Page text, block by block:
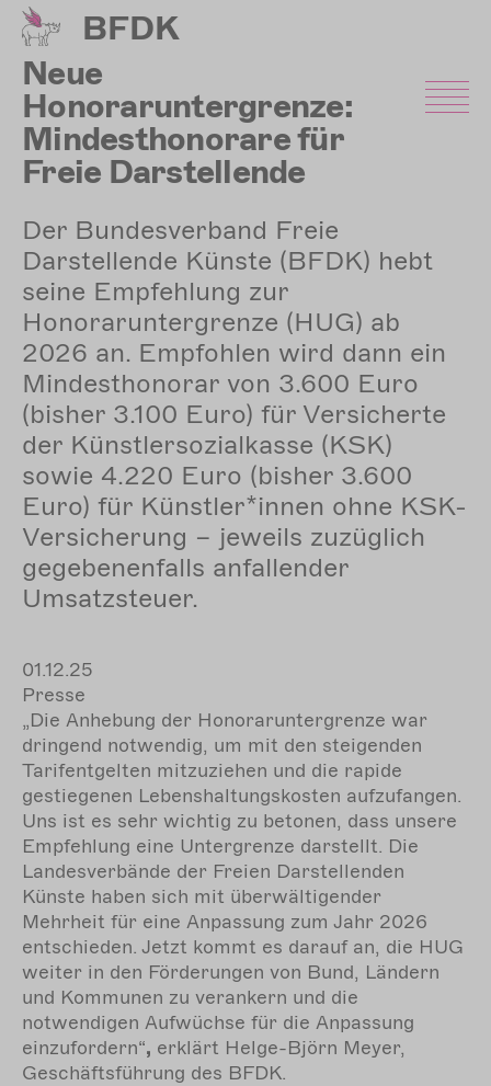
Direkt
zum
Inhalt
BFDK
Neue
Honoraruntergrenze:
Mindesthonorare für
Freie Darstellende
Der Bundesverband Freie
Darstellende Künste (BFDK) hebt
seine Empfehlung zur
Honoraruntergrenze (HUG) ab
2026 an. Empfohlen wird dann ein
Mindesthonorar von 3.600 Euro
(bisher 3.100 Euro) für Versicherte
der Künstlersozialkasse (KSK)
sowie 4.220 Euro (bisher 3.600
Euro) für Künstler*innen ohne KSK-
Versicherung – jeweils zuzüglich
gegebenenfalls anfallender
Umsatzsteuer.
01.12.25
Presse
„Die Anhebung der Honoraruntergrenze war
dringend notwendig, um mit den steigenden
Tarifentgelten mitzuziehen und die rapide
gestiegenen Lebenshaltungskosten aufzufangen.
Uns ist es sehr wichtig zu betonen, dass unsere
Empfehlung eine Untergrenze darstellt. Die
Landesverbände der Freien Darstellenden
Künste haben sich mit überwältigender
Mehrheit für eine Anpassung zum Jahr 2026
entschieden. Jetzt kommt es darauf an, die HUG
weiter in den Förderungen von Bund, Ländern
und Kommunen zu verankern und die
notwendigen Aufwüchse für die Anpassung
einzufordern“, erklärt Helge-Björn Meyer,
Geschäftsführung des BFDK.